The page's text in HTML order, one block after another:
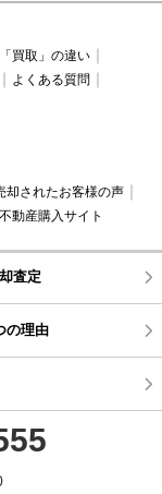
買取」の違い
よくある質問
却されたお客様の声
動産購入サイト
査定
の理由